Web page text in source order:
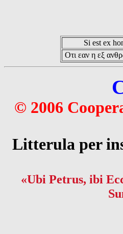
Si est ex
Οτι εαν η εξ
© 2006
Litterula per
«Ubi Petrus, ibi